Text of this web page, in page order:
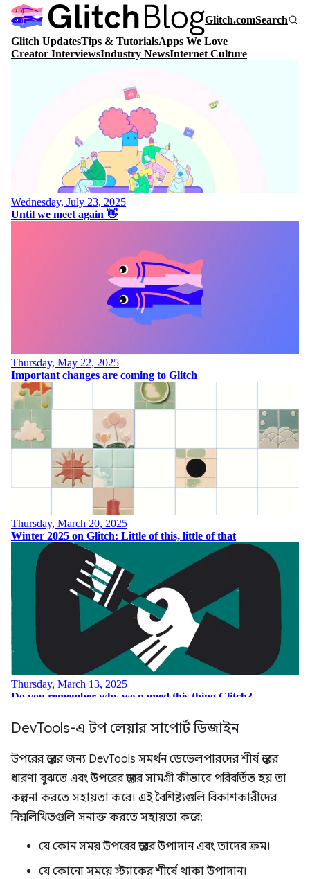
DevTools-এ টপ লেয়ার সাপোর্ট ডিজাইন
উপরের স্তরের জন্য DevTools সমর্থন ডেভেলপারদের শীর্ষ স্তরের
ধারণা বুঝতে এবং উপরের স্তরের সামগ্রী কীভাবে পরিবর্তিত হয় তা
কল্পনা করতে সহায়তা করে। এই বৈশিষ্ট্যগুলি বিকাশকারীদের
নিম্নলিখিতগুলি সনাক্ত করতে সহায়তা করে:
যে কোন সময় উপরের স্তরের উপাদান এবং তাদের ক্রম।
যে কোনো সময়ে স্ট্যাকের শীর্ষে থাকা উপাদান।